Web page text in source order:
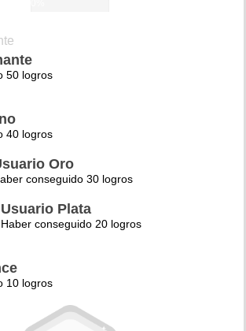
50 logros
40 logros
Oro
conseguido 30 logros
Usuario Plata
Haber conseguido 20 logros
10 logros